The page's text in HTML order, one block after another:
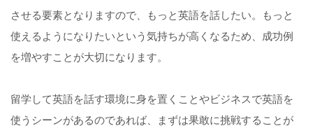
させる要素となりますので、もっと英語を話したい。もっと
使えるようになりたいという気持ちが高くなるため、成功例
を増やすことが大切になります。
留学して英語を話す環境に身を置くことやビジネスで英語を
使うシーンがあるのであれば、まずは果敢に挑戦することが